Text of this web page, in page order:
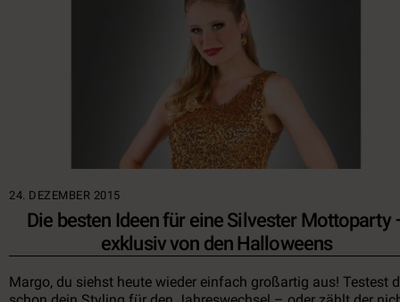
24. DEZEMBER 2015
Die besten Ideen für eine Silvester Mottoparty
exklusiv von den Halloweens
Margo, du siehst heute wieder einfach großartig aus! Testest